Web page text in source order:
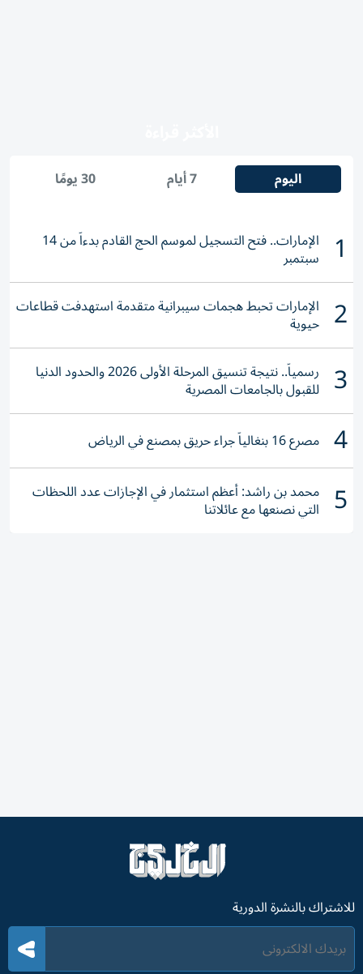
اليوم 7 أيام 30 يومًا
1 الإمارات.. فتح التسجيل لموسم الحج القادم بدءاً من 14
سبتمبر
2 الإمارات تحبط هجمات سيبرانية متقدمة استهدفت قطاعات
حيوية
3 رسمياً.. نتيجة تنسيق المرحلة الأولى 2026 والحدود الدنيا
للقبول بالجامعات المصرية
4 مصرع 16 بنغالياً جراء حريق بمصنع في الرياض
5 محمد بن راشد: أعظم استثمار في الإجازات عدد اللحظات
التي نصنعها مع عائلاتنا
للاشتراك بالنشرة الدورية